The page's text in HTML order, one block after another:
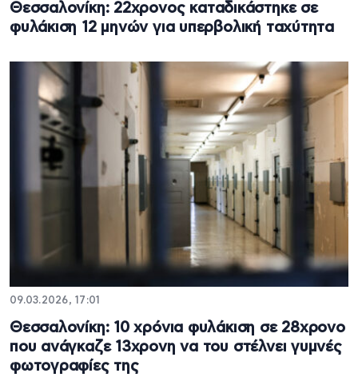
Θεσσαλονίκη: 22χρονος καταδικάστηκε σε
φυλάκιση 12 μηνών για υπερβολική ταχύτητα
09.03.2026, 17:01
Θεσσαλονίκη: 10 χρόνια φυλάκιση σε 28χρονο
που ανάγκαζε 13χρονη να του στέλνει γυμνές
φωτογραφίες της